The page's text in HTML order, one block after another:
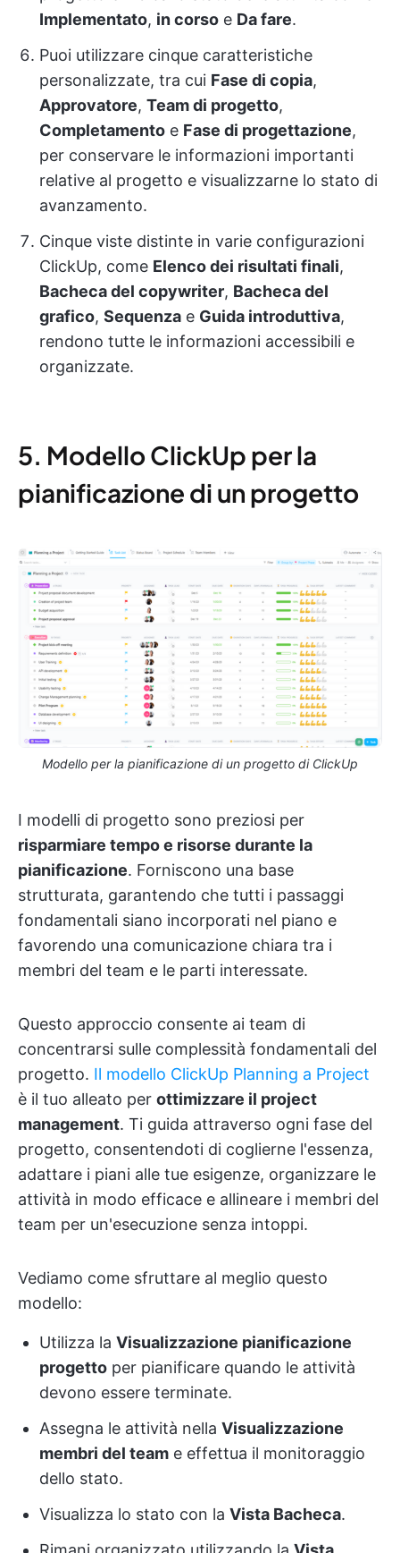
Implementato, in corso e Da fare.
Puoi utilizzare cinque caratteristiche
personalizzate, tra cui Fase di copia,
Approvatore, Team di progetto,
Completamento e Fase di progettazione,
per conservare le informazioni importanti
relative al progetto e visualizzarne lo stato di
avanzamento.
Cinque viste distinte in varie configurazioni
ClickUp, come Elenco dei risultati finali,
Bacheca del copywriter, Bacheca del
grafico, Sequenza e Guida introduttiva,
rendono tutte le informazioni accessibili e
organizzate.
5. Modello ClickUp per la
pianificazione di un progetto
Modello per la pianificazione di un progetto di ClickUp
I modelli di progetto sono preziosi per
risparmiare tempo e risorse durante la
pianificazione. Forniscono una base
strutturata, garantendo che tutti i passaggi
fondamentali siano incorporati nel piano e
favorendo una comunicazione chiara tra i
membri del team e le parti interessate.
Questo approccio consente ai team di
concentrarsi sulle complessità fondamentali del
progetto. Il modello ClickUp Planning a Project
è il tuo alleato per ottimizzare il project
management. Ti guida attraverso ogni fase del
progetto, consentendoti di coglierne l'essenza,
adattare i piani alle tue esigenze, organizzare le
attività in modo efficace e allineare i membri del
team per un'esecuzione senza intoppi.
Vediamo come sfruttare al meglio questo
modello:
Utilizza la Visualizzazione pianificazione
progetto per pianificare quando le attività
devono essere terminate.
Assegna le attività nella Visualizzazione
membri del team e effettua il monitoraggio
dello stato.
Visualizza lo stato con la Vista Bacheca.